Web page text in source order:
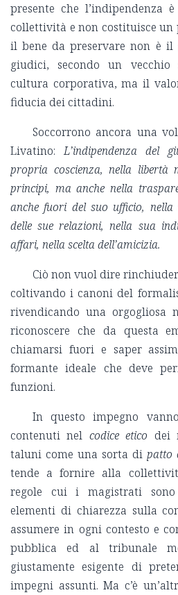
presente che l’indipendenza
collettività e non costituisce un
il bene da preservare non è
giudici, secondo un
cultura corporativa, ma il
fiducia dei cittadini.
Soccorrono ancora una
Livatino:L’indipendenza del
propria coscienza, nella libertà
principi, ma anche nella
anche fuori del suo ufficio,
delle sue relazioni, nella sua
affari, nella scelta dell’amicizia.
Ciò non vuol dire
coltivando i canoni del
rivendicando una orgogliosa
riconoscere che da questa
chiamarsi fuori e saper
formante ideale che deve
funzioni.
In questo impegno
contenuti nel codice etico dei
taluni come una sorta di patto
tende a fornire alla
regole cui i magistrati
elementi di chiarezza sulla
assumere in ogni contesto e
pubblica ed al tribunale
giustamente esigente di
impegni assunti. Ma c’è